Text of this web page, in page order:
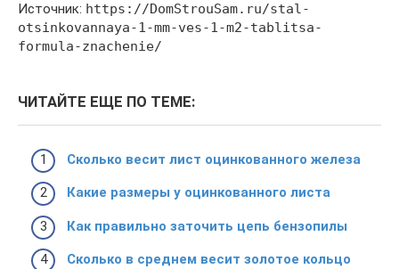
Источник: https://DomStrouSam.ru/stal-
otsinkovannaya-1-mm-ves-1-m2-tablitsa-
formula-znachenie/
ЧИТАЙТЕ ЕЩЕ ПО ТЕМЕ:
Сколько весит лист оцинкованного железа
Какие размеры у оцинкованного листа
Как правильно заточить цепь бензопилы
Сколько в среднем весит золотое кольцо